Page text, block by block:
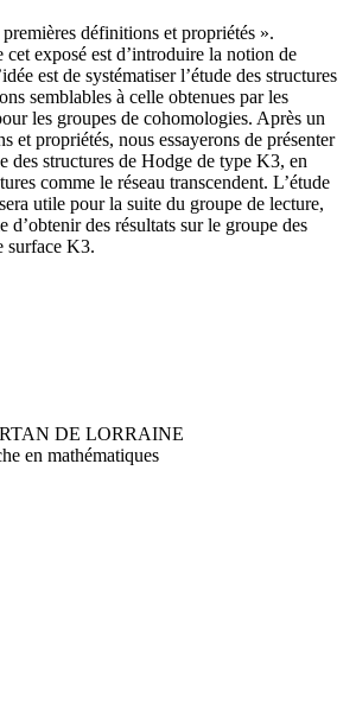
définitions et propriétés ».
cet exposé est d’introduire la notion de
est de systématiser l’étude des structures
semblables à celle obtenues par les
les groupes de cohomologies. Après un
et propriétés, nous essayerons de présenter
des structures de Hodge de type K3, en
comme le réseau transcendent. L’étude
utile pour la suite du groupe de lecture,
d’obtenir des résultats sur le groupe des
surface K3.
DE LORRAINE
en mathématiques